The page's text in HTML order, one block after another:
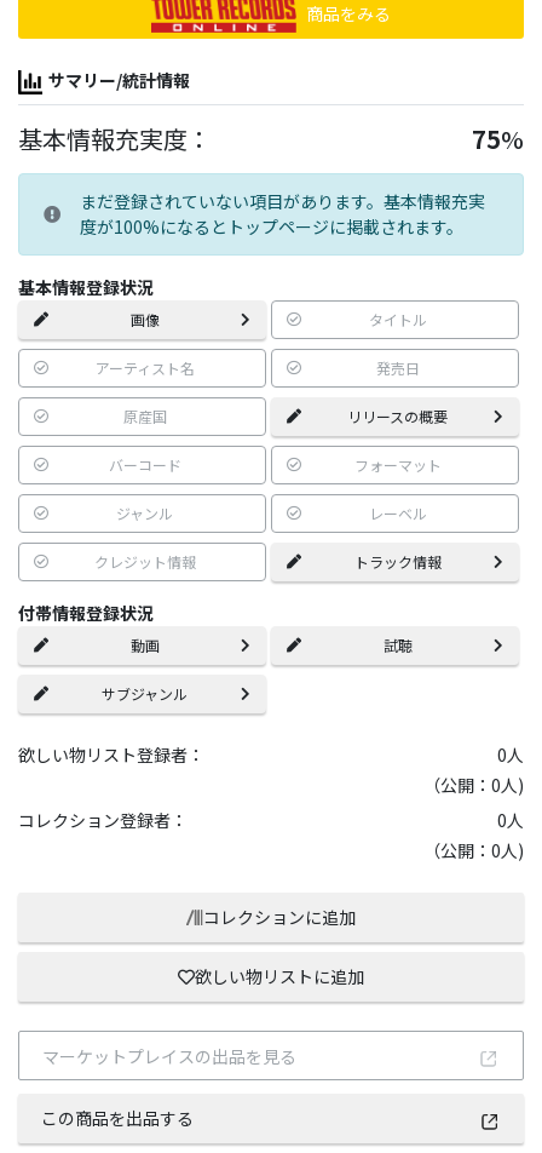
商品をみる
サマリー/統計情報
基本情報充実度： 75%
まだ登録されていない項目があります。基本情報充実
度が100%になるとトップページに掲載されます。
基本情報登録状況
画像 タイトル
アーティスト名 発売日
原産国 リリースの概要
バーコード フォーマット
ジャンル レーベル
クレジット情報 トラック情報
付帯情報登録状況
動画 試聴
サブジャンル
欲しい物リスト登録者： 0人
（公開：0人)
コレクション登録者：
0人
（公開：0人)
コレクションに追加
欲しい物リストに追加
マーケットプレイスの出品を見る
この商品を出品する